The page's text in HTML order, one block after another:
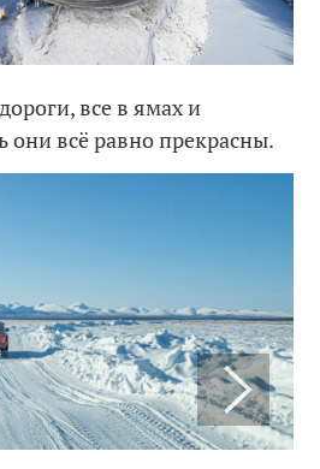
все в ямах и
они всё равно прекрасны.